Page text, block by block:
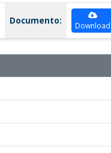
Documento: Download